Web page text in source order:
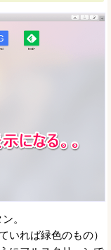
。
いれば緑色のもの）